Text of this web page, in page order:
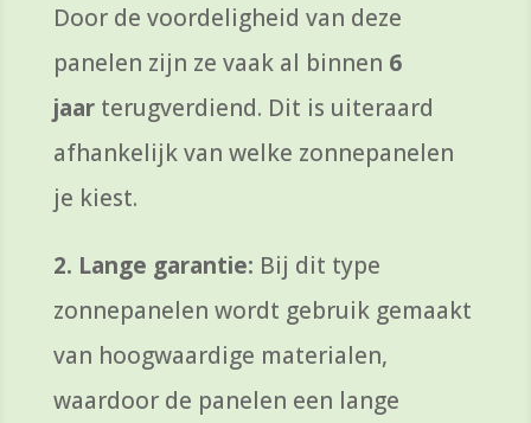
Door de voordeligheid van deze
panelen zijn ze vaak al binnen 6
jaarterugverdiend. Dit is uiteraard
afhankelijk van welke zonnepanelen
je kiest.
2. Lange garantie: Bij dit type
zonnepanelen wordt gebruik gemaakt
van hoogwaardige materialen,
waardoor de panelen een lange